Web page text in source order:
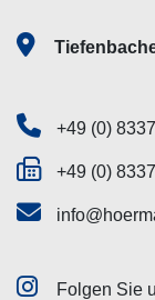
+49 (0)
+49 (0)
Folgen Sie